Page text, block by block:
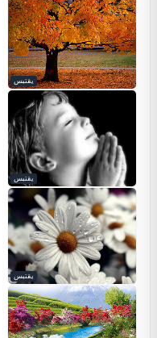
يقتبس
يقتبس
يقتبس